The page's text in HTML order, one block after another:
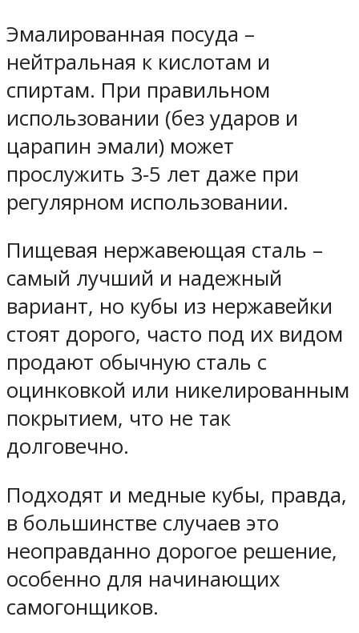
Эмалированная посуда –
нейтральная к кислотам и
спиртам. При правильном
использовании (без ударов и
царапин эмали) может
прослужить 3-5 лет даже при
регулярном использовании.
Пищевая нержавеющая сталь –
самый лучший и надежный
вариант, но кубы из нержавейки
стоят дорого, часто под их видом
продают обычную сталь с
оцинковкой или никелированным
покрытием, что не так
долговечно.
Подходят и медные кубы, правда,
в большинстве случаев это
неоправданно дорогое решение,
особенно для начинающих
самогонщиков.